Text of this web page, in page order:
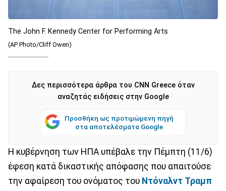
The John F. Kennedy Center for Performing Arts
(AP Photo/Cliff Owen)
Δες περισσότερα άρθρα του CNN Greece όταν
αναζητάς ειδήσεις στην Google
Προσθήκη ως προτιμώμενη πηγή
στα αποτελέσματα Google
Η κυβέρνηση των ΗΠΑ υπέβαλε την Πέμπτη (11/6)
έφεση κατά δικαστικής απόφασης που απαιτούσε
την αφαίρεση του ονόματος του Ντόναλντ Τραμπ